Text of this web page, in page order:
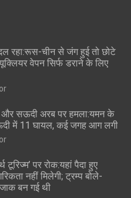
रहा:रूस-चीन से जंग हुई तो छोटे
वेपन सिर्फ डराने के लिए
और सऊदी अरब पर हमला:यमन के
में 11 घायल, कई जगह आग लगी
टूरिज्म’ पर रोक:यहां पैदा हुए
नहीं मिलेगी; ट्रम्प बोले-
बन गई थी